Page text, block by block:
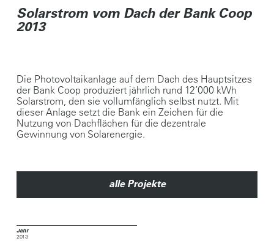
Solarstrom vom Dach der Bank Coop
2013
Jahr
2013
Die Photovoltaikanlage auf dem Dach des Hauptsitzes
der Bank Coop produziert jährlich rund 12’000 kWh
Solarstrom, den sie vollumfänglich selbst nutzt. Mit
dieser Anlage setzt die Bank ein Zeichen für die
Nutzung von Dachflächen für die dezentrale
Gewinnung von Solarenergie.
alle Projekte